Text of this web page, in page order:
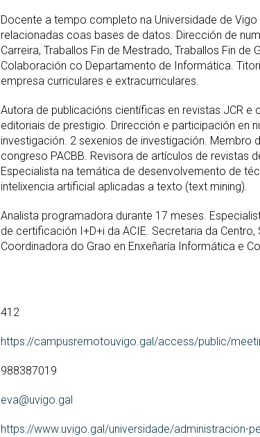
Docente a tempo completo na Universidade de
relacionadas coas bases de datos. Dirección de
Carreira, Traballos Fin de Mestrado, Traballos Fin de
Colaboración co Departamento de Informática.
empresa curriculares e extracurriculares.
Autora de publicacións científicas en revistas JCR e
editoriais de prestigio. Drirección e participación en
investigación. 2 sexenios de investigación. Membro
congreso PACBB. Revisora de artículos de revistas
Especialista na temática de desenvolvemento de
intelixencia artificial aplicadas a texto (text mining).
Analista programadora durante 17 meses.
de certificación I+D+i da ACIE. Secretaria da Centro,
Coordinadora do Grao en Enxeñaría Informática e
412
https://campusremotouvigo.gal/access/public/
988387019
eva@uvigo.gal
https://www.uvigo.gal/universidade/administracion-